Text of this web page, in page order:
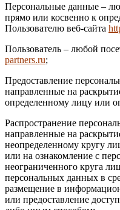
Персональные данные –
прямо или косвенно к
Пользователю веб-сайта
Пользователь – любой
partners.ru;
Предоставление
направленные на
определенному лицу или
Распространение
направленные на
неопределенному кругу
или на ознакомление с
неограниченного круга
персональных данных в
размещение в
или предоставление